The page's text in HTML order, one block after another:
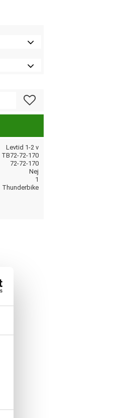
Levtid 1-2 v
TB72-72-170
72-72-170
Nej
1
Thunderbike